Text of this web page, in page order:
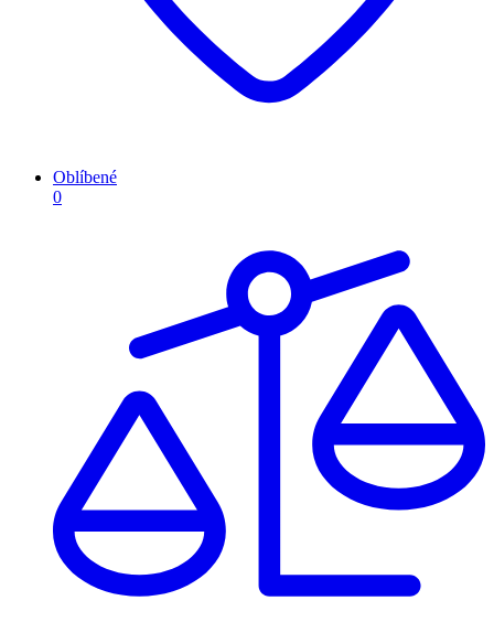
Oblíbené
0